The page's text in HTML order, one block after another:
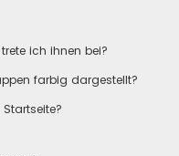
ich ihnen bei?
farbig dargestellt?